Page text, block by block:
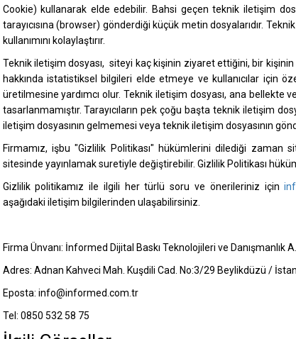
Cookie) kullanarak elde edebilir. Bahsi geçen teknik iletişim
tarayıcısına (browser) gönderdiği küçük metin dosyalarıdır.
kullanımını kolaylaştırır.
Teknik iletişim dosyası, siteyi kaç kişinin ziyaret ettiğini, bir
hakkında istatistiksel bilgileri elde etmeye ve kullanıcılar için
üretilmesine yardımcı olur. Teknik iletişim dosyası, ana
tasarlanmamıştır. Tarayıcıların pek çoğu başta teknik iletişim
iletişim dosyasının gelmemesi veya teknik iletişim dosyasının
Firmamız, işbu "Gizlilik Politikası" hükümlerini dilediği zaman
sitesinde yayınlamak suretiyle değiştirebilir. Gizlilik Politikası
Gizlilik politikamız ile ilgili her türlü soru ve önerileriniz için
aşağıdaki iletişim bilgilerinden ulaşabilirsiniz.
Firma Ünvanı: İnformed Dijital Baskı Teknolojileri ve Danışmanlık
Adres: Adnan Kahveci Mah. Kuşdili Cad. No:3/29 Beylikdüzü /
Eposta: info@informed.com.tr
Tel: 0850 532 58 75